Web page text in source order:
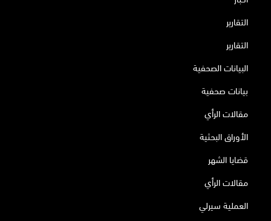
التقارير
التقارير
البيانات الصحفية
بيانات صحفية
مقالات الرأي
الأوراق البحثية
قضايا الشهر
مقالات الرأي
العملية سيرلي